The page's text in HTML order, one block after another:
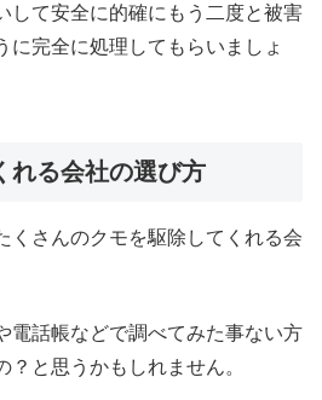
して安全に的確にもう二度と被害
に完全に処理してもらいましょ
れる会社の選び方
くさんのクモを駆除してくれる会
電話帳などで調べてみた事ない方
と思うかもしれません。